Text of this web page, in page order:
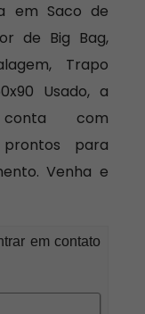
em Saco de
de Big Bag,
Trapo
Usado, a
conta com
para
Venha e
em contato